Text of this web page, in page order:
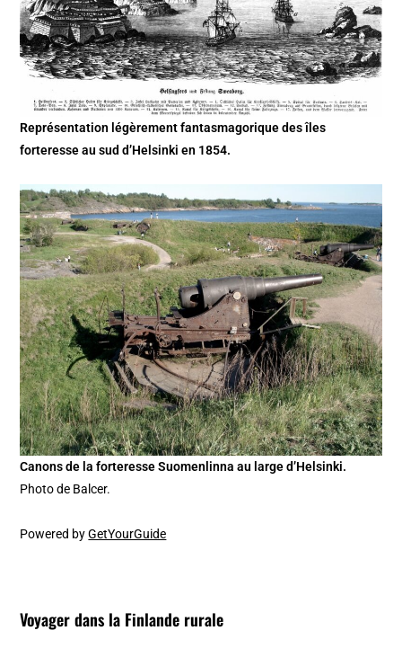
Représentation légèrement fantasmagorique des îles
forteresse au sud d’Helsinki en 1854.
Canons de la forteresse Suomenlinna au large d’Helsinki.
Photo de Balcer.
Powered byGetYourGuide
Voyager dans la Finlande rurale